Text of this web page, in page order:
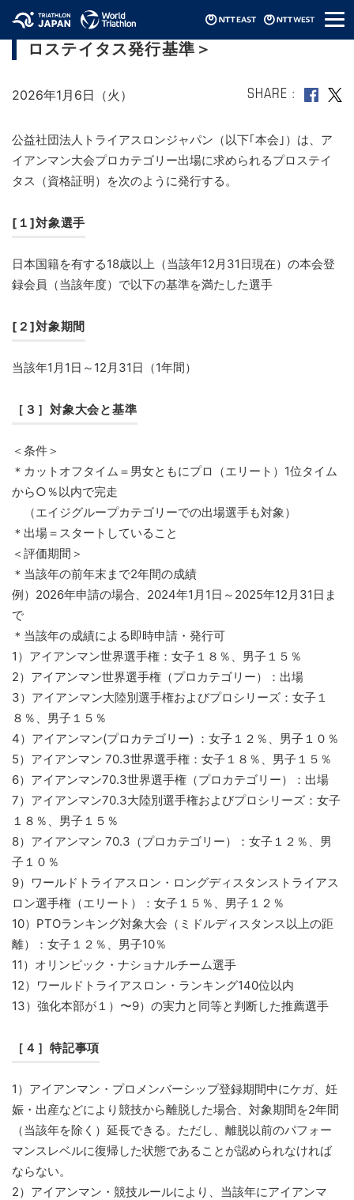
メ
ニ
アイアンマン・プロメンバーシップ＜プ
ロステイタス発行基準＞
2026年1月6日（火） SHARE
公益社団法人トライアスロンジャパン（以下｢本会｣）は、ア
イアンマン大会プロカテゴリー出場に求められるプロステイ
タス（資格証明）を次のように発行する。
[１]対象選手
日本国籍を有する18歳以上（当該年12月31日現在）の本会登
録会員（当該年度）で以下の基準を満たした選手
[２]対象期間
当該年1月1日～12月31日（1年間）
［３］対象大会と基準
＜条件＞
＊カットオフタイム＝男女ともにプロ（エリート）1位タイム
から○％以内で完走
（エイジグループカテゴリーでの出場選手も対象）
＊出場＝スタートしていること
＜評価期間＞
＊当該年の前年末まで2年間の成績
例）2026年申請の場合、2024年1月1日～2025年12月31日ま
で
＊当該年の成績による即時申請・発行可
1）アイアンマン世界選手権：女子１８％、男子１５％
2）アイアンマン世界選手権（プロカテゴリー）：出場
3）アイアンマン大陸別選手権およびプロシリーズ：女子１
８％、男子１５％
4）アイアンマン(プロカテゴリー) ：女子１２％、男子１０％
5）アイアンマン 70.3世界選手権：女子１８％、男子１５％
6）アイアンマン70.3世界選手権（プロカテゴリー）：出場
7）アイアンマン70.3大陸別選手権およびプロシリーズ：女子
１８％、男子１５％
8）アイアンマン 70.3（プロカテゴリー）：女子１２％、男
子１０％
9）ワールドトライアスロン・ロングディスタンストライアス
ロン選手権（エリート）：女子１５％、男子１２％
10）PTOランキング対象大会（ミドルディスタンス以上の距
離）：女子１２％、男子10％
11）オリンピック・ナショナルチーム選手
12）ワールドトライアスロン・ランキング140位以内
13）強化本部が１）〜9）の実力と同等と判断した推薦選手
［４］特記事項
1）アイアンマン・プロメンバーシップ登録期間中にケガ、妊
娠・出産などにより競技から離脱した場合、対象期間を2年間
（当該年を除く）延長できる。ただし、離脱以前のパフォー
マンスレベルに復帰した状態であることが認められなければ
ならない。
2）アイアンマン・競技ルールにより、当該年にアイアンマ